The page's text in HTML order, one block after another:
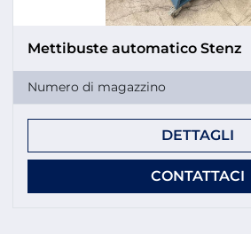
Mettibuste automatico Stenz
Numero di magazzino
DETTAGLI
CONTATTACI